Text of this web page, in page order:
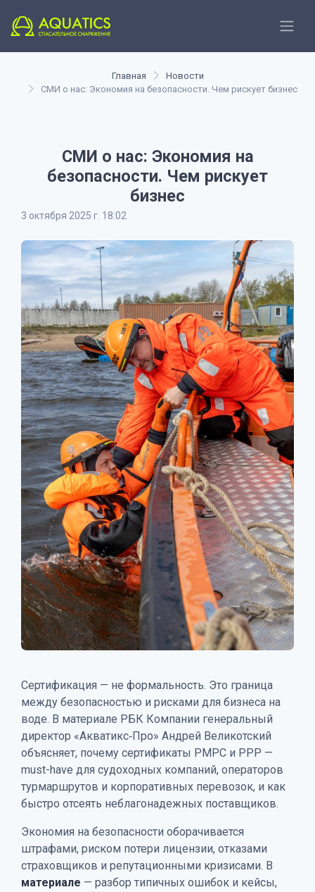
Главная
Новости
СМИ о нас: Экономия на безопасности. Чем рискует бизнес
СМИ о нас: Экономия на
безопасности. Чем рискует
бизнес
3 октября 2025 г. 18:02
Сертификация — не формальность. Это граница
между безопасностью и рисками для бизнеса на
воде. В материале РБК Компании генеральный
директор «Акватикс‑Про» Андрей Великотский
объясняет, почему сертификаты РМРС и РРР —
must-have для судоходных компаний, операторов
турмаршрутов и корпоративных перевозок, и как
быстро отсеять неблагонадежных поставщиков.
Экономия на безопасности оборачивается
штрафами, риском потери лицензии, отказами
страховщиков и репутационными кризисами. В
материале — разбор типичных ошибок и кейсы,